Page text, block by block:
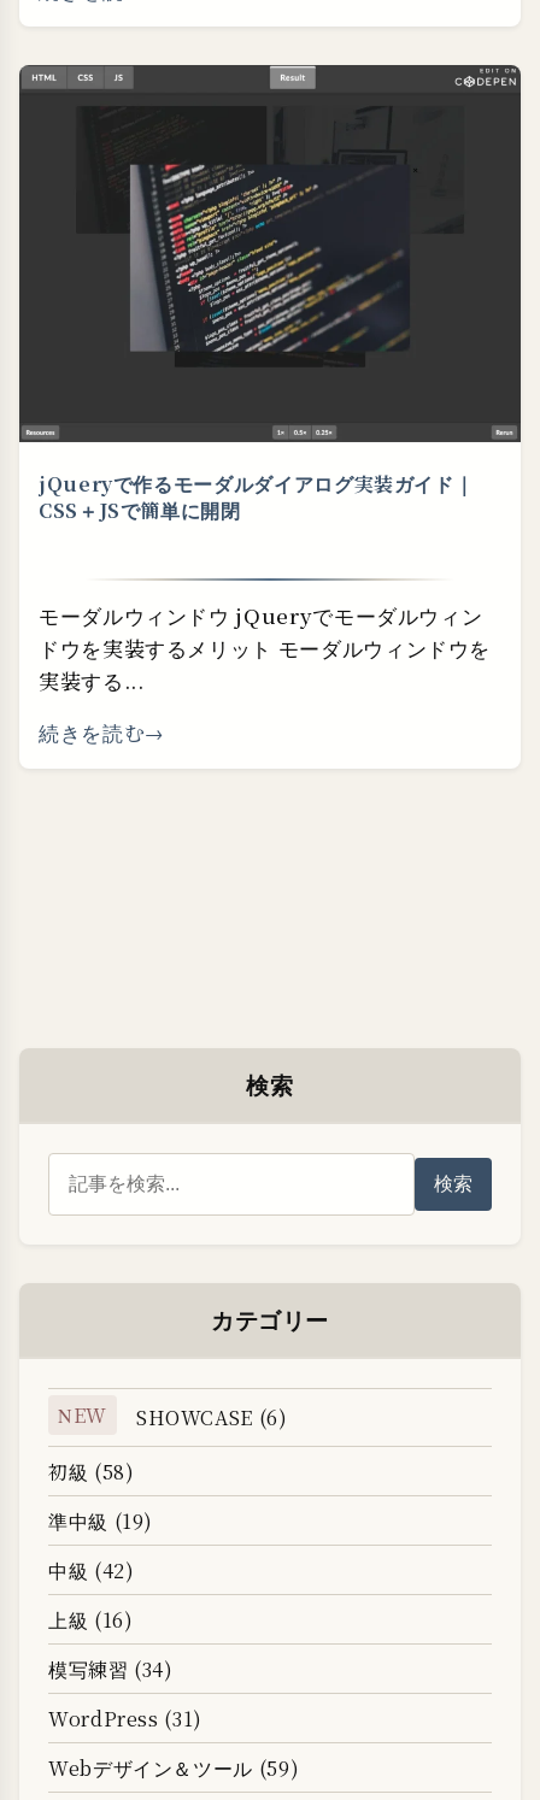
jQueryで作るモーダルダイアログ実装ガイド｜
CSS＋JSで簡単に開閉
モーダルウィンドウ jQueryでモーダルウィン
ドウを実装するメリット モーダルウィンドウを
実装する...
続きを読む
検索
検索
カテゴリー
NEW SHOWCASE (6)
初級 (58)
準中級 (19)
中級 (42)
上級 (16)
模写練習 (34)
WordPress (31)
Webデザイン＆ツール (59)